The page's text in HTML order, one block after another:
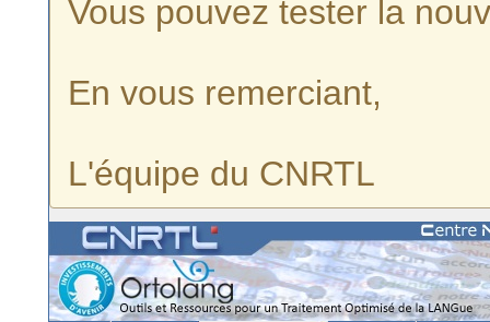
Vous pouvez tester la
En vous remerciant,
L'équipe du CNRTL